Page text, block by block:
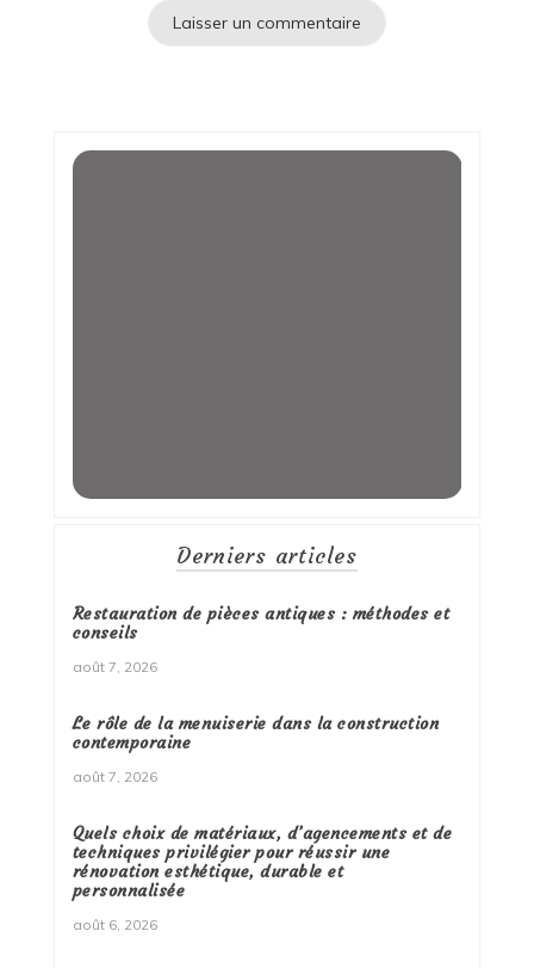
Derniers articles
Restauration de pièces antiques : méthodes et
conseils
août 7, 2026
Le rôle de la menuiserie dans la construction
contemporaine
août 7, 2026
Quels choix de matériaux, d’agencements et de
techniques privilégier pour réussir une
rénovation esthétique, durable et
personnalisée
août 6, 2026